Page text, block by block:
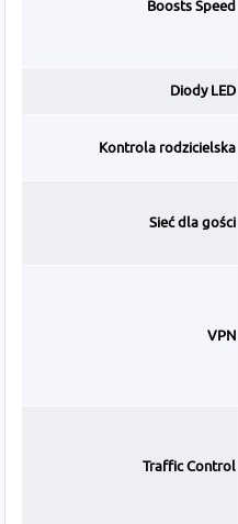
Boosts Speed
Diody LED
Kontrola rodzicielska
Sieć dla gości
VPN
Traffic Control